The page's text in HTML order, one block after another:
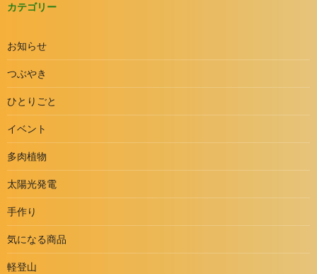
カテゴリー
お知らせ
つぶやき
ひとりごと
イベント
多肉植物
太陽光発電
手作り
気になる商品
軽登山